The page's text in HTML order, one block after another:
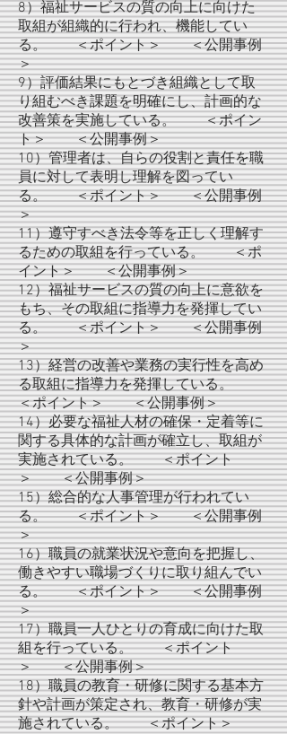
8）福祉サービスの質の向上に向けた
取組が組織的に行われ、機能してい
る。 ＜ポイント＞ ＜公開事例
＞
9）評価結果にもとづき組織として取
り組むべき課題を明確にし、計画的な
改善策を実施している。 ＜ポイン
ト＞ ＜公開事例＞
10）管理者は、自らの役割と責任を職
員に対して表明し理解を図ってい
る。 ＜ポイント＞ ＜公開事例
＞
11）遵守すべき法令等を正しく理解す
るための取組を行っている。 ＜ポ
イント＞ ＜公開事例＞
12）福祉サービスの質の向上に意欲を
もち、その取組に指導力を発揮してい
る。 ＜ポイント＞ ＜公開事例
＞
13）経営の改善や業務の実行性を高め
る取組に指導力を発揮している。
＜ポイント＞ ＜公開事例＞
14）必要な福祉人材の確保・定着等に
関する具体的な計画が確立し、取組が
実施されている。 ＜ポイント
＞ ＜公開事例＞
15）総合的な人事管理が行われてい
る。 ＜ポイント＞ ＜公開事例
＞
16）職員の就業状況や意向を把握し、
働きやすい職場づくりに取り組んでい
る。 ＜ポイント＞ ＜公開事例
＞
17）職員一人ひとりの育成に向けた取
組を行っている。 ＜ポイント
＞ ＜公開事例＞
18）職員の教育・研修に関する基本方
針や計画が策定され、教育・研修が実
施されている。 ＜ポイント＞